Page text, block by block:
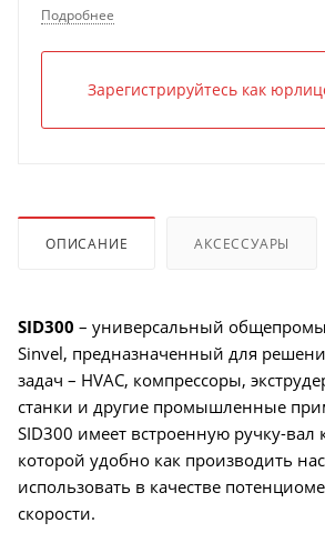
Подробнее
Зарегистрируйтесь как
ОПИСАНИЕ АКСЕССУАРЫ
SID300 – универсальный
Sinvel, предназначенный для
задач – HVAC, компрессоры,
станки и другие промышленные
SID300 имеет встроенную ручку-
которой удобно как производить
использовать в качестве
скорости.